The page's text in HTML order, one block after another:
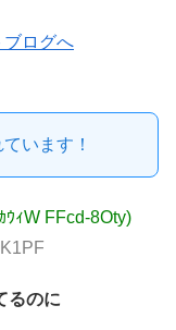
います！
ｨW FFcd-8Oty)
るのに